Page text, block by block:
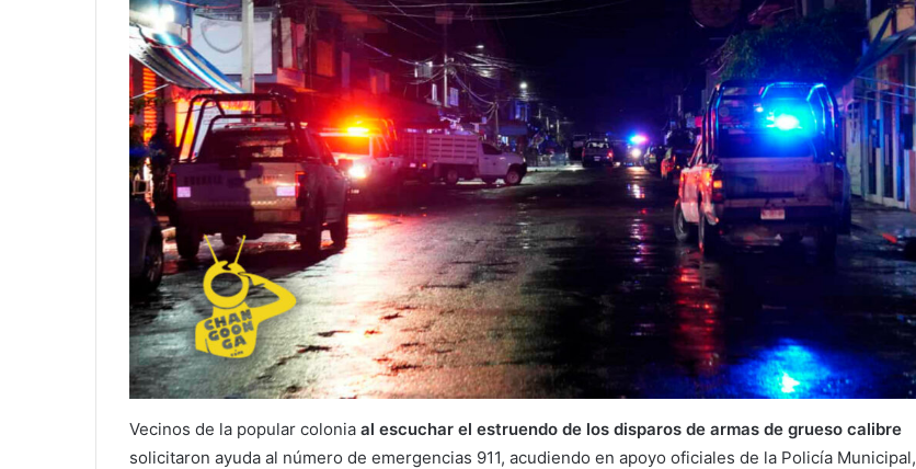
Vecinos de la popular colonia al escuchar el estruendo de los disparos de armas de grueso calibre
solicitaron ayuda al número de emergencias 911, acudiendo en apoyo oficiales de la Policía Municipal,